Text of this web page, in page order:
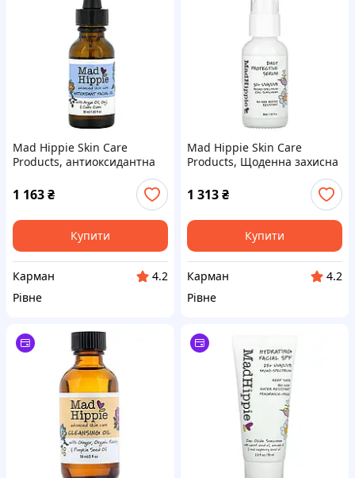
Mad Hippie Skin Care
Products, антиоксидантна
олія для обличчя, 30 мл (1,0
рідка унція)
1 163₴
Купити
Карман
4.2
Рівне
Mad Hippie Skin Care
Products, Щоденна захисна
ароматів, 1,02 рідкої унції
(30 мл)
1 313₴
Купити
Карман
4.2
Рівне